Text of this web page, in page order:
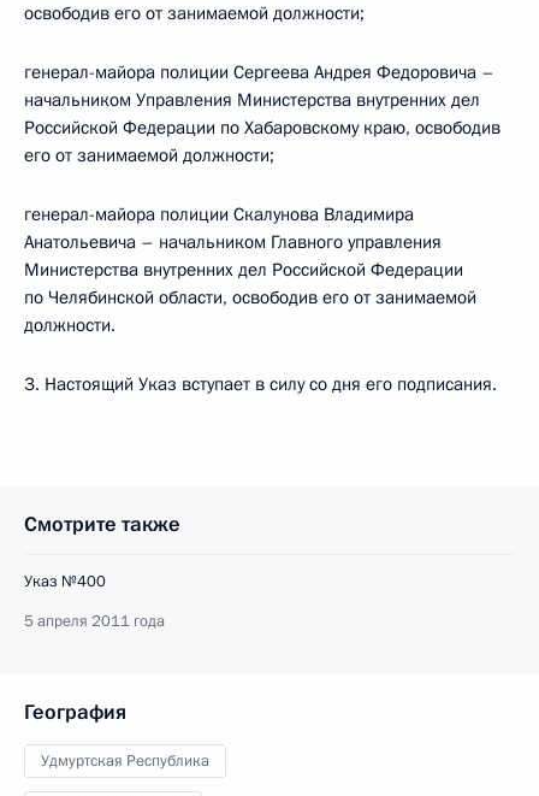
освободив его от занимаемой должности;
генерал-майора полиции Сергеева Андрея Федоровича –
начальником Управления Министерства внутренних дел
Российской Федерации по Хабаровскому краю, освободив
его от занимаемой должности;
генерал-майора полиции Скалунова Владимира
Анатольевича – начальником Главного управления
Министерства внутренних дел Российской Федерации
по Челябинской области, освободив его от занимаемой
должности.
3. Настоящий Указ вступает в силу со дня его подписания.
Смотрите также
Указ №400
5 апреля 2011 года
География
Удмуртская Республика